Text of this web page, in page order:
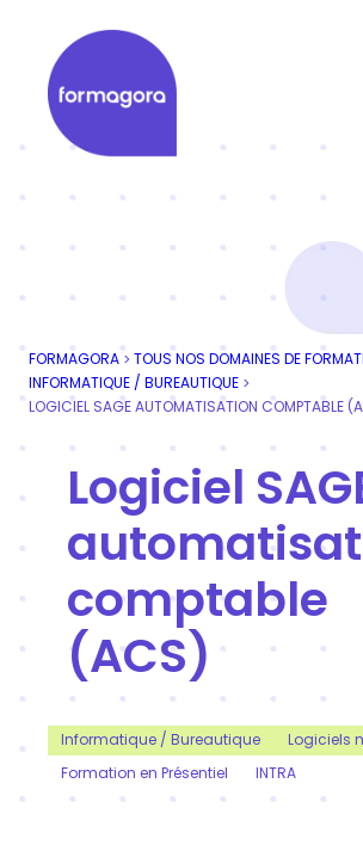
contenu
Formagora
Organisme de formation
FORMAGORA > TOUS NOS DOMAINES DE
INFORMATIQUE / BUREAUTIQUE >
LOGICIEL SAGE AUTOMATISATION COMPTABLE
Logiciel
comptable
(ACS)
Informatique / Bureautique
Logiciels
Formation en Présentiel
INTRA